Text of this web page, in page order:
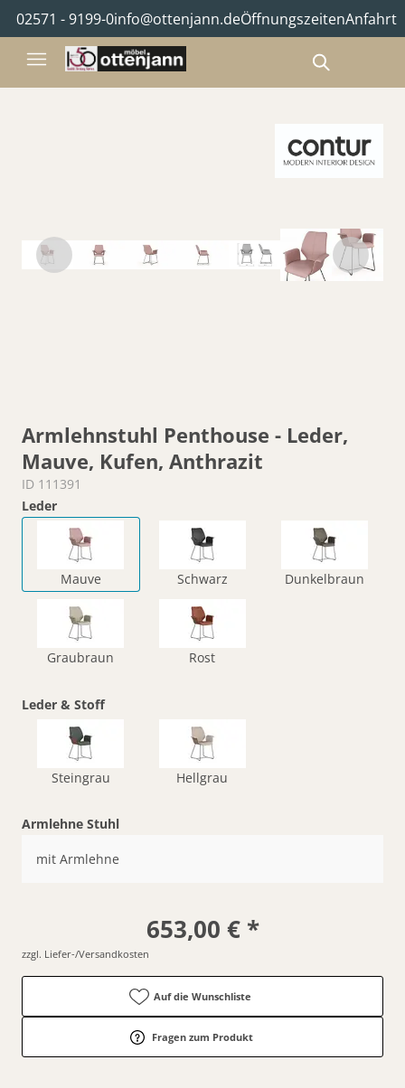
02571 - 9199-0info@ottenjann.deÖffnungszeitenAnfahrt
Armlehnstuhl Penthouse - Leder,
Mauve, Kufen, Anthrazit
ID 111391
Leder
Mauve Schwarz Dunkelbraun
Graubraun Rost
Leder & Stoff
Steingrau Hellgrau
Armlehne Stuhl
mit Armlehne
653,00 € *
zzgl. Liefer-/Versandkosten
Auf die Wunschliste
Fragen zum Produkt